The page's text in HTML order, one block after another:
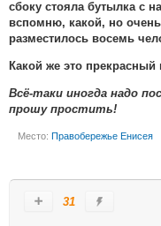
сбоку стояла бутылка с
вспомню, какой, но
разместилось восемь
Какой же это прекрасный
Всё-таки иногда надо
прошу простить!
Место: Правобережье Енисея
31